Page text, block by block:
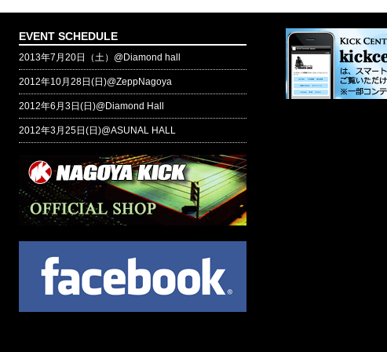
EVENT SCHEDULE
2013年7月20日（土）@Diamond hall
2012年10月28日(日)@ZeppNagoya
2012年6月3日(日)@Diamond Hall
2012年3月25日(日)@ASUNAL HALL